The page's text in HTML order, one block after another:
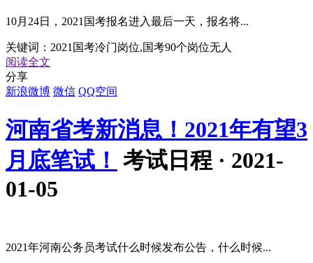
10月24日，2021国考报名进入最后一天，报名将...
关键词： 2021国考冷门岗位,国考90个岗位无人
阅读全文
分享
新浪微博 微信 QQ空间
河南省考新消息！2021年有望3
月底笔试！ 考试日程 · 2021-
01-05
2021年河南公务员考试什么时候发布公告，什么时候...